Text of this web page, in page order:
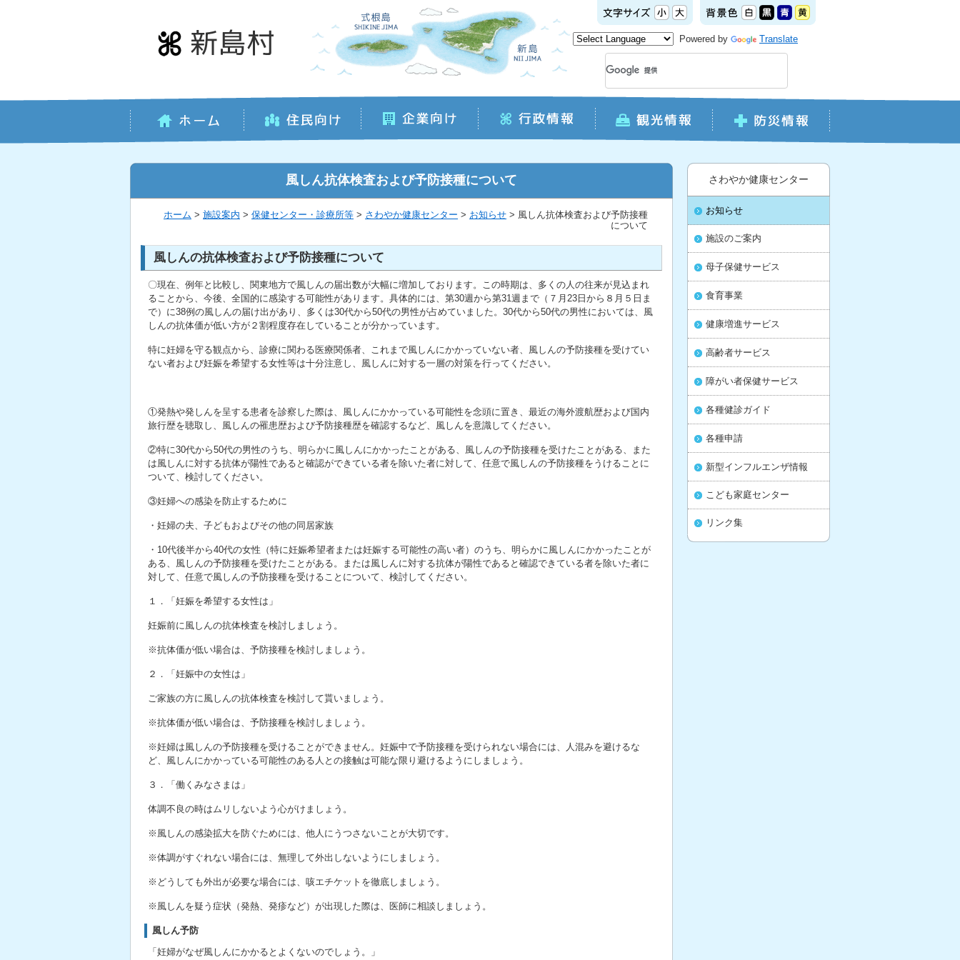
Powered by Translate
風しん抗体検査および予防接種について
ホーム > 施設案内 > 保健センター・診療所等 > さわやか健康センター > お知らせ > 風しん抗体検査および予防接種
について
風しんの抗体検査および予防接種について
〇現在、例年と比較し、関東地方で風しんの届出数が大幅に増加しております。この時期は、多くの人の往来が見込まれ
ることから、今後、全国的に感染する可能性があります。具体的には、第30週から第31週まで（７月23日から８月５日ま
で）に38例の風しんの届け出があり、多くは30代から50代の男性が占めていました。30代から50代の男性においては、風
しんの抗体価が低い方が２割程度存在していることが分かっています。
特に妊婦を守る観点から、診療に関わる医療関係者、これまで風しんにかかっていない者、風しんの予防接種を受けてい
ない者および妊娠を希望する女性等は十分注意し、風しんに対する一層の対策を行ってください。
①発熱や発しんを呈する患者を診察した際は、風しんにかかっている可能性を念頭に置き、最近の海外渡航歴および国内
旅行歴を聴取し、風しんの罹患歴および予防接種歴を確認するなど、風しんを意識してください。
②特に30代から50代の男性のうち、明らかに風しんにかかったことがある、風しんの予防接種を受けたことがある、また
は風しんに対する抗体が陽性であると確認ができている者を除いた者に対して、任意で風しんの予防接種をうけることに
ついて、検討してください。
③妊婦への感染を防止するために
・妊婦の夫、子どもおよびその他の同居家族
・10代後半から40代の女性（特に妊娠希望者または妊娠する可能性の高い者）のうち、明らかに風しんにかかったことが
ある、風しんの予防接種を受けたことがある。または風しんに対する抗体が陽性であると確認できている者を除いた者に
対して、任意で風しんの予防接種を受けることについて、検討してください。
１．「妊娠を希望する女性は」
妊娠前に風しんの抗体検査を検討しましょう。
※抗体価が低い場合は、予防接種を検討しましょう。
２．「妊娠中の女性は」
ご家族の方に風しんの抗体検査を検討して貰いましょう。
※抗体価が低い場合は、予防接種を検討しましょう。
※妊婦は風しんの予防接種を受けることができません。妊娠中で予防接種を受けられない場合には、人混みを避けるな
ど、風しんにかかっている可能性のある人との接触は可能な限り避けるようにしましょう。
３．「働くみなさまは」
体調不良の時はムリしないよう心がけましょう。
※風しんの感染拡大を防ぐためには、他人にうつさないことが大切です。
※体調がすぐれない場合には、無理して外出しないようにしましょう。
※どうしても外出が必要な場合には、咳エチケットを徹底しましょう。
※風しんを疑う症状（発熱、発疹など）が出現した際は、医師に相談しましょう。
風しん予防
「妊婦がなぜ風しんにかかるとよくないのでしょう。」
さわやか健康センター
お知らせ
施設のご案内
母子保健サービス
食育事業
健康増進サービス
高齢者サービス
障がい者保健サービス
各種健診ガイド
各種申請
新型インフルエンザ情報
こども家庭センター
リンク集